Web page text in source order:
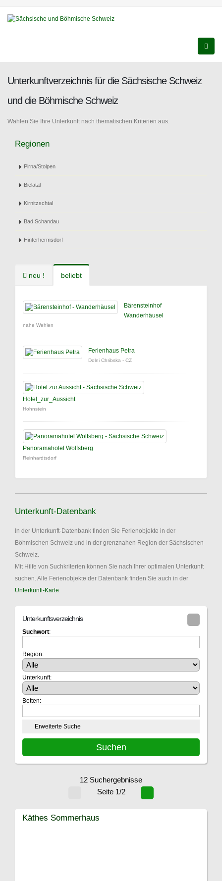
Unterkunftverzeichnis für die Sächsische Schweiz
und die Böhmische Schweiz
Wählen Sie Ihre Unterkunft nach thematischen Kriterien aus.
Regionen
Pirna/Stolpen
Bielatal
Kirnitzschtal
Bad Schandau
Hinterhermsdorf
neu ! beliebt
Bärensteinhof
Wanderhäusel
nahe Wehlen
Ferienhaus Petra
Dolni Chribska - CZ
Hotel_zur_Aussicht
Hohnstein
Panoramahotel Wolfsberg
Reinhardtsdorf
Unterkunft-Datenbank
In der Unterkunft-Datenbank finden Sie Ferienobjekte in der
Böhmischen Schweiz und in der grenznahen Region der Sächsischen
Schweiz.
Mit Hilfe von Suchkriterien können Sie nach Ihrer optimalen Unterkunft
suchen. Alle Ferienobjekte der Datenbank finden Sie auch in der
Unterkunft-Karte
Unterkunftsverzeichnis
Suchwort:
Region:
Unterkunft:
Betten:
Erweiterte Suche
12 Suchergebnisse
Seite 1/2
Käthes Sommerhaus